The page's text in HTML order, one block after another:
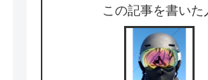
この記事を書いた